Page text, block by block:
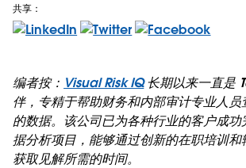
共享：
编者按： Visual Risk IQ长期以来一直是
伴，专精于帮助财务和内部审计专业人员
的数据。该公司已为各种行业的客户成
据分析项目，能够通过创新的在职培训
获取见解所需的时间。